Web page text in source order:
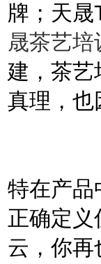
牌；天
晟茶艺培
建，茶艺
真理，也
特在产品
正确定义
云，你再